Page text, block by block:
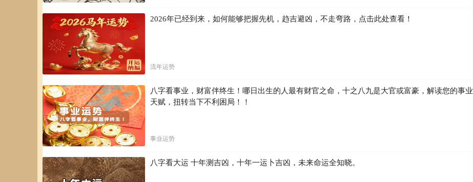
2026年已经到来，如何能够把握先机，趋吉避凶，不走弯路，点击此处查看！
流年运势
八字看事业，财富伴终生！哪日出生的人最有财官之命，十之八九是大官或富豪，解读您的事业
天赋，扭转当下不利困局！！
事业运势
八字看大运 十年测吉凶，十年一运卜吉凶，未来命运全知晓。